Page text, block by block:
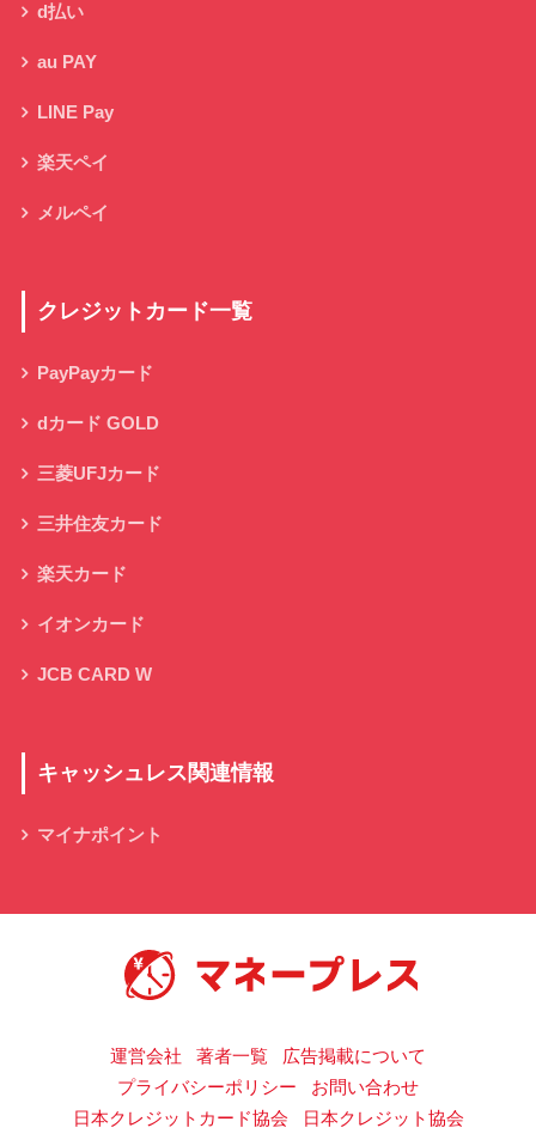
d払い
au PAY
LINE Pay
楽天ペイ
メルペイ
クレジットカード一覧
PayPayカード
dカード GOLD
三菱UFJカード
三井住友カード
楽天カード
イオンカード
JCB CARD W
キャッシュレス関連情報
マイナポイント
運営会社 著者一覧
広告掲載について
プライバシーポリシー
お問い合わせ
日本クレジットカード協会
日本クレジット協会